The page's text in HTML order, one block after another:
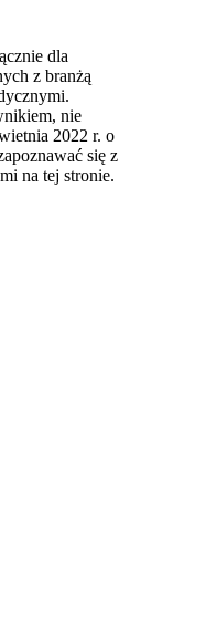
dla
z branżą
nie
2022 r. o
się z
na tej stronie.